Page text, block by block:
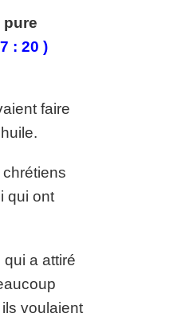
pure
: 20 )
faire
chrétiens
qui ont
qui a attiré
voulaient